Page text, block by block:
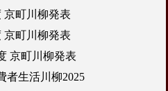
京町川柳発表
京町川柳発表
京町川柳発表
者生活川柳2025